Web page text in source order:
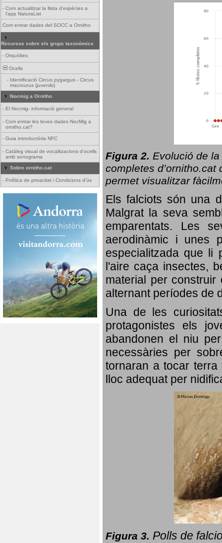
- Com actualitzar la llista d'espècies a
l'app NaturaList
Com entrar dades del SOCC a Ornitho
Recursos sobre els grups taxonòmics
- Orquídies
Ocells
- Identificació Circus pygargus - Circus
macrourus (juvenils)
Nocmig a Ornitho
- El Nocmig- informació general
- Com entrar les teves dades NocMig a
ornitho.cat?
- Guia introductòria NFC
- Catàleg visual de vocalitzacions d'ocells
amb sonograma
Sobre ornitho.cat
- Política de privacitat i Condicions d'ús
Figura 2. Evolució de la
completes d’ornitho.cat
permet visualitzar
Els falciots són una
Malgrat la seva
emparentats. Les
aerodinàmic i unes
especialitzada que li
l'aire caça insectes,
material per
alternant períodes de
Una de les
protagonistes els
abandonen el niu
necessàries per
tornaran a tocar
lloc adequat per
Figura 3. Polls de